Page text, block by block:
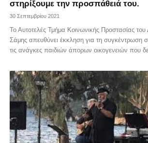
στηρίξουμε την προσπάθειά του.
30 Σεπτεμβρίου 2021
Το Αυτοτελές Τμήμα Κοινωνικής Προστασίας
Σάμης απευθύνει έκκληση για τη συγκέντρωση
τις ανάγκες παιδιών άπορων οικογενειών που